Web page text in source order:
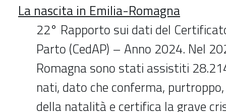
La nascita in Emilia-Romagna
22° Rapporto sui dati del
Parto (CedAP) – Anno 2024. Nel
Romagna sono stati assistiti
nati, dato che conferma,
della natalità e certifica la grave